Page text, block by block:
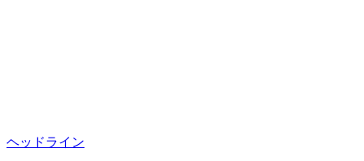
ヘッドライン